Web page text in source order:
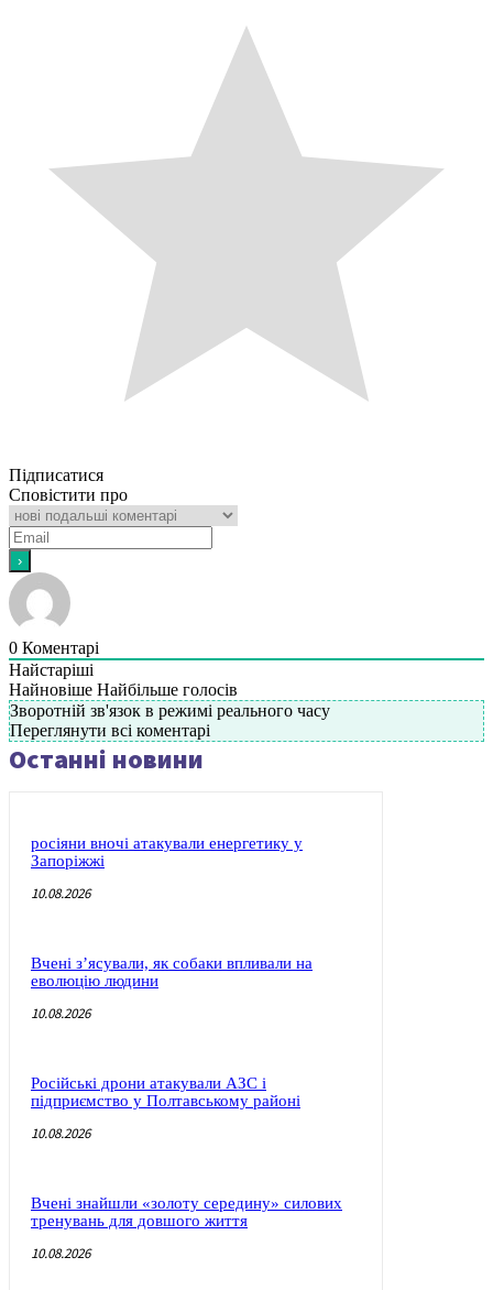
Підписатися
Сповістити про
0 Коментарі
Найстаріші
Найновіше Найбільше голосів
Зворотній зв'язок в режимі реального часу
Переглянути всі коментарі
Останні новини
росіяни вночі атакували енергетику у
Запоріжжі
10.08.2026
Вчені з’ясували, як собаки впливали на
еволюцію людини
10.08.2026
Російські дрони атакували АЗС і
підприємство у Полтавському районі
10.08.2026
Вчені знайшли «золоту середину» силових
тренувань для довшого життя
10.08.2026